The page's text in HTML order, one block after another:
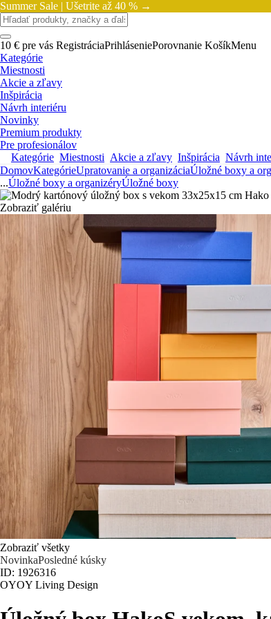
Summer Sale | Ušetrite až 40 % →
10 € pre vás RegistráciaPrihláseniePorovnanie KošíkMenu
Kategórie
Miestnosti
Akcie a zľavy
Inšpirácia
Návrh interiéru
Novinky
Premium produkty
Pre profesionálov
Kategórie Miestnosti Akcie a zľavy Inšpirácia Návrh
DomovKategórieUpratovanie a organizáciaÚložné boxy a
...Úložné boxy a organizéryÚložné boxy
Zobraziť galériu
Zobraziť všetky
NovinkaPosledné kúsky
ID: 1926316
OYOY Living Design